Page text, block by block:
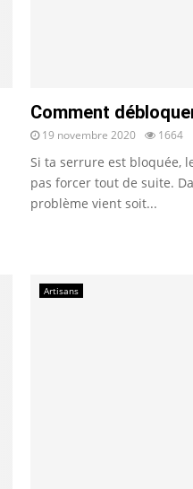
Comment
19 novembre 2020 1664
Si ta serrure est bloquée,
pas forcer tout de suite.
problème vient soit...
Artisans